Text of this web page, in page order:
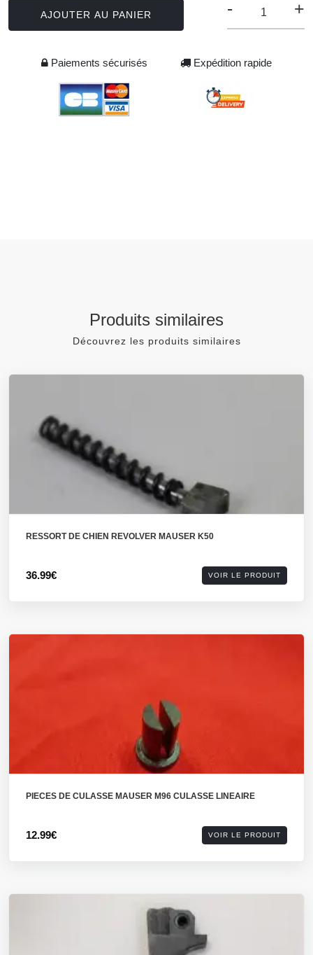
AJOUTER AU PANIER - +
Paiements sécurisés Expédition rapide
Produits similaires
Découvrez les produits similaires
RESSORT DE CHIEN REVOLVER MAUSER K50
36.99€ VOIR LE PRODUIT
PIECES DE CULASSE MAUSER M96 CULASSE LINEAIRE
12.99€ VOIR LE PRODUIT